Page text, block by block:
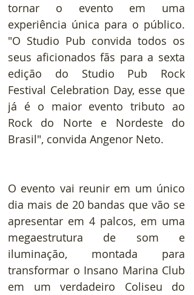
tornar o evento em uma
experiência única para o público.
"O Studio Pub convida todos os
seus aficionados fãs para a sexta
edição do Studio Pub Rock
Festival Celebration Day, esse que
já é o maior evento tributo ao
Rock do Norte e Nordeste do
Brasil", convida Angenor Neto.
O evento vai reunir em um único
dia mais de 20 bandas que vão se
apresentar em 4 palcos, em uma
megaestrutura de som e
iluminação, montada para
transformar o Insano Marina Club
em um verdadeiro Coliseu do